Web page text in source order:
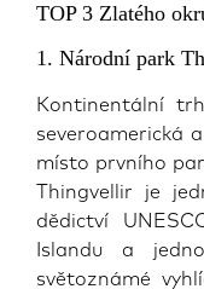
TOP 3 Zlatého
1. Národní park
Kontinentální
severoamerická
místo prvního
Thingvellir je
dědictví
Islandu a
světoznámé